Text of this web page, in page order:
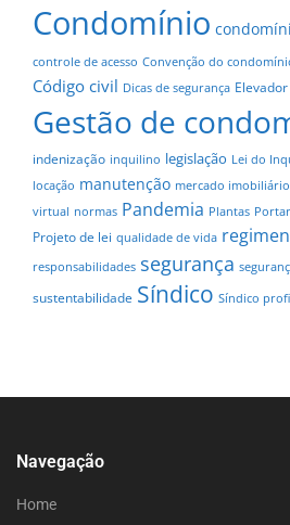
Condomínio
controle de acesso Convenção do
Código civil Dicas de segurança Elevador
Gestão de
indenização inquilino legislação Lei do
locação manutenção mercado imobiliário
virtual normas Pandemia Plantas
Projeto de lei qualidade de vida
responsabilidades segurança
sustentabilidade Síndico Síndico
Navegação
Home